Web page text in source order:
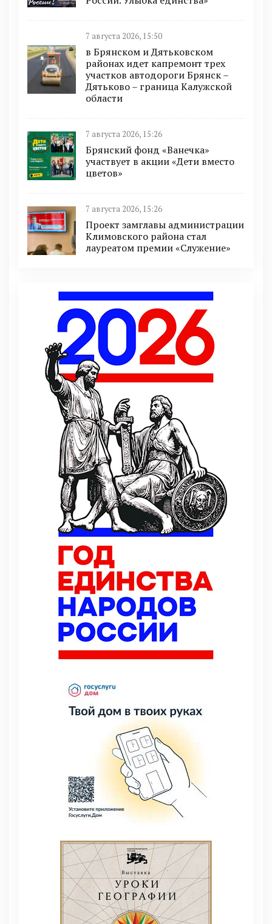
7 августа 2026, 15:50
в Брянском и Дятьковском
районах идет капремонт трех
участков автодороги Брянск –
Дятьково – граница Калужской
области
7 августа 2026, 15:26
Брянский фонд «Ванечка»
участвует в акции «Дети вместо
цветов»
7 августа 2026, 15:26
Проект замглавы администрации
Климовского района стал
лауреатом премии «Служение»